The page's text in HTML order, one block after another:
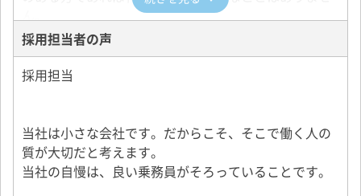
ん。
当社は、お客様からクレームをいただくことはほとん
どありません。
す。
また、他のエリアでの経験者の人は一様に、お客様の
質がよく仕事しやすい、と言います。
採用担当者の声
採用担当
当社は小さな会社です。だからこそ、そこで働く人の
質が大切だと考えます。
当社の自慢は、良い乗務員がそろっていることです。